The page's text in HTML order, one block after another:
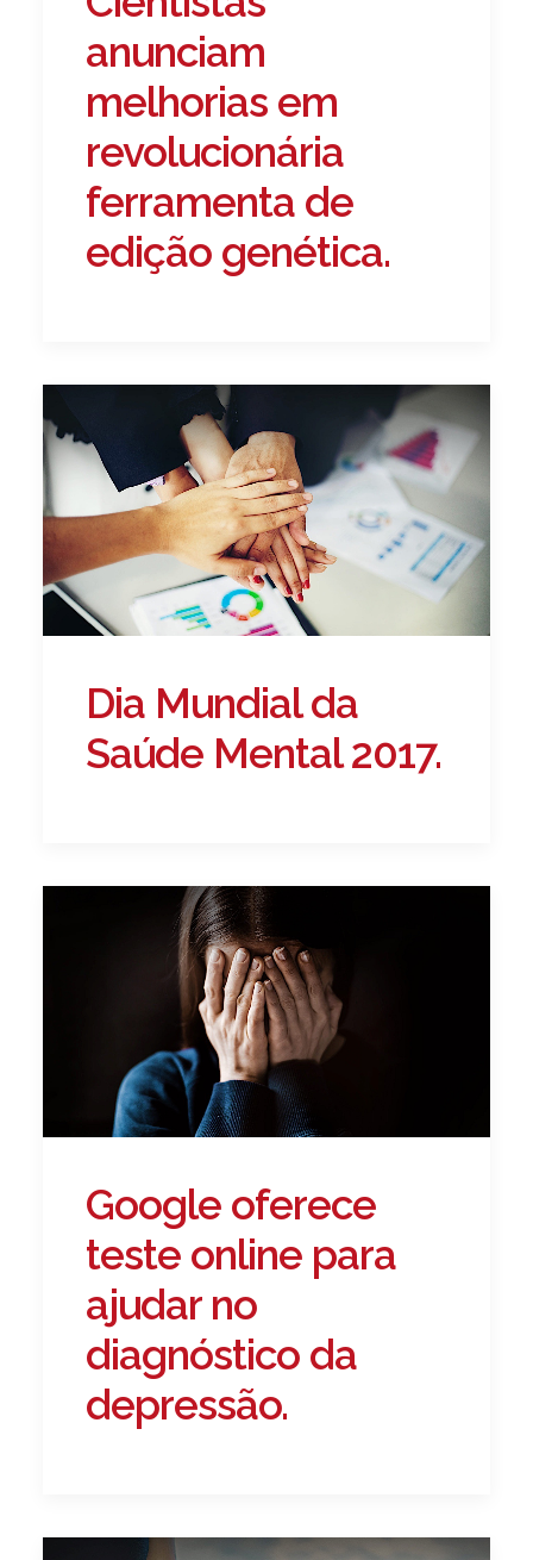
anunciam
melhorias em
revolucionária
ferramenta de
edição genética.
Dia Mundial da
Saúde Mental 2017.
Google oferece
teste online para
ajudar no
diagnóstico da
depressão.